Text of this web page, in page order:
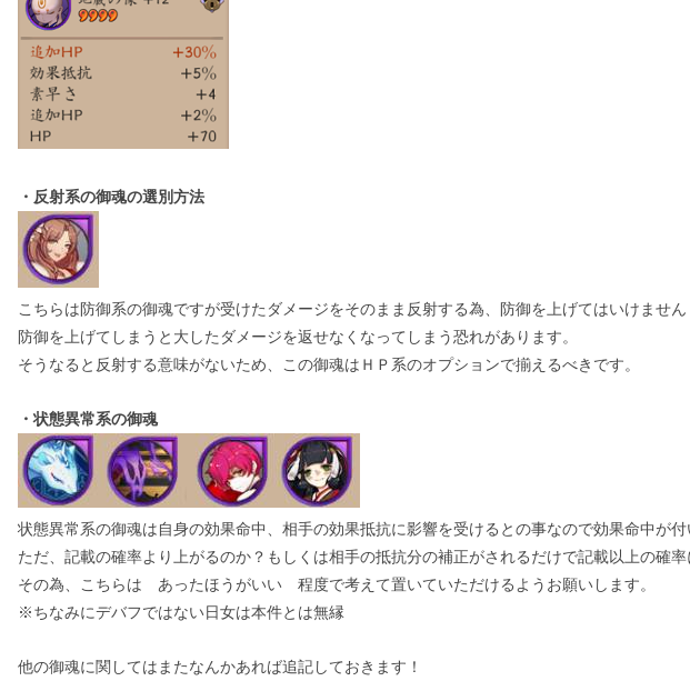
・反射系の御魂の選別方法
こちらは防御系の御魂ですが受けたダメージをそのまま反射する為、防御を上げてはいけません
防御を上げてしまうと大したダメージを返せなくなってしまう恐れがあります。
そうなると反射する意味がないため、この御魂はＨＰ系のオプションで揃えるべきです。
・状態異常系の御魂
状態異常系の御魂は自身の効果命中、相手の効果抵抗に影響を受けるとの事なので効果命中が付
ただ、記載の確率より上がるのか？もしくは相手の抵抗分の補正がされるだけで記載以上の確率
その為、こちらは あったほうがいい 程度で考えて置いていただけるようお願いします。
※ちなみにデバフではない日女は本件とは無縁
他の御魂に関してはまたなんかあれば追記しておきます！